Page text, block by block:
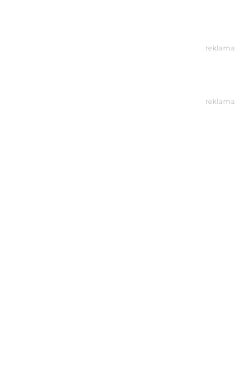
reklama
reklama